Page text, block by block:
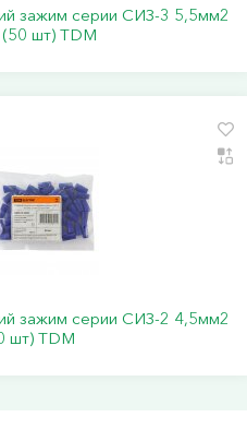
зажим серии СИЗ-3 5,5мм2
шт) TDM
зажим серии СИЗ-2 4,5мм2
шт) TDM